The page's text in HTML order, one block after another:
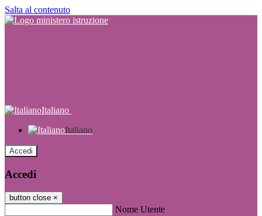
Salta al contenuto
Italiano
Italiano
Accedi
Accedi
button close ×
Nome Utente